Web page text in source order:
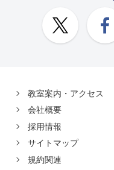
教室案内・アクセス
会社概要
採用情報
サイトマップ
規約関連